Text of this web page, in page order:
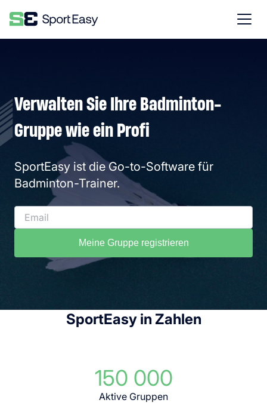
Verwalten Sie Ihre Badminton-
Gruppe wie ein Profi
SportEasy ist die Go-to-Software für
Badminton-Trainer.
Meine Gruppe registrieren
SportEasy in Zahlen
150 000
Aktive Gruppen